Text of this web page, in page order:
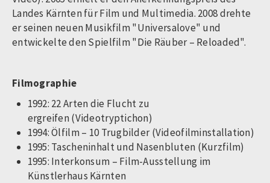
Landes Kärnten für Film und Multimedia. 2008 drehte
er seinen neuen Musikfilm "Universalove" und
entwickelte den Spielfilm "Die Räuber – Reloaded".
Filmographie
1992: 22 Arten die Flucht zu
ergreifen (Videotryptichon)
1994: Ölfilm – 10 Trugbilder (Videofilminstallation)
1995: Tascheninhalt und Nasenbluten (Kurzfilm)
1995: Interkonsum – Film-Ausstellung im
Künstlerhaus Kärnten